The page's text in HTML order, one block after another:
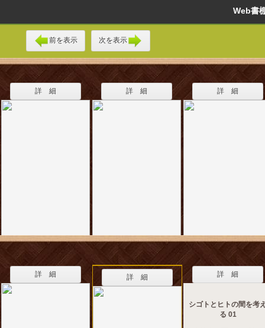
Web
前を表示 次を表示
詳 細 詳 細 詳 細
詳 細 詳 細 詳 細
シゴトとヒトの間を考
る 01